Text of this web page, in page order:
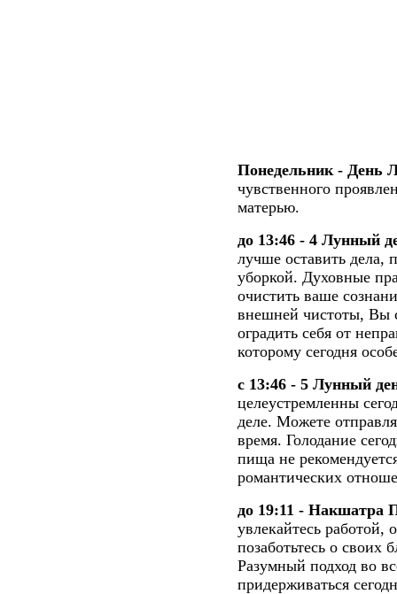
Понедельник - День
чувственного
матерью.
до 13:46 - 4 Лунный
лучше оставить дела,
уборкой. Духовные
очистить ваше
внешней чистоты, Вы
оградить себя от
которому сегодня
с 13:46 - 5 Лунный
целеустремленны
деле. Можете
время. Голодание
пища не
романтических
до 19:11 - Накшатра
увлекайтесь работой,
позаботьтесь о своих
Разумный подход во
придерживаться